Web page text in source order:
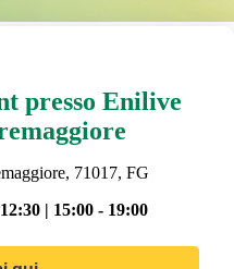
presso Enilive
71017, FG
| 15:00 - 19:00